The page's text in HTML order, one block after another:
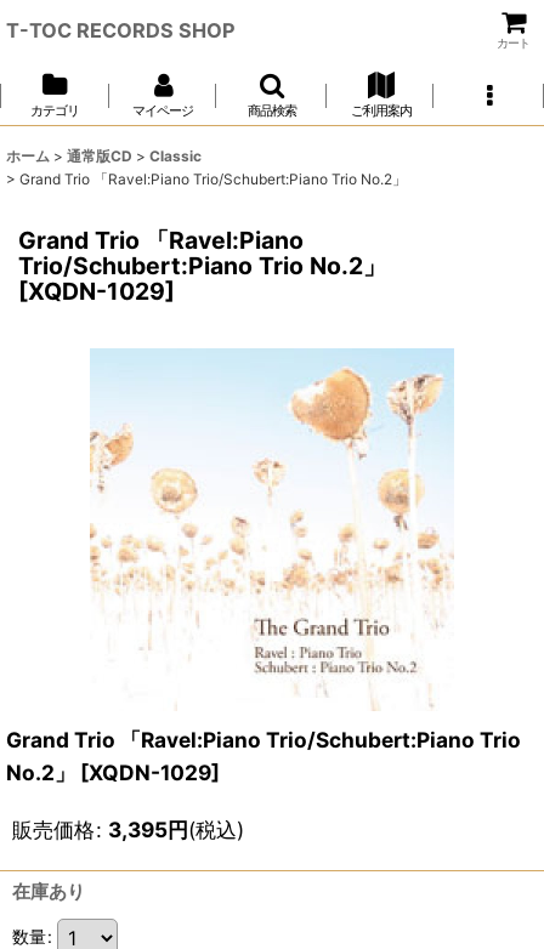
T-TOC RECORDS SHOP
カート
カテゴリ マイページ 商品検索 ご利用案内
ホーム > 通常版CD > Classic
> Grand Trio 「Ravel:Piano Trio/Schubert:Piano Trio No.2」
Grand Trio 「Ravel:Piano
Trio/Schubert:Piano Trio No.2」
[XQDN-1029]
Grand Trio 「Ravel:Piano Trio/Schubert:Piano Trio
No.2」
[XQDN-1029]
販売価格: 3,395円(税込)
在庫あり
数量: